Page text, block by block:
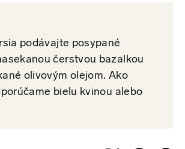
podávajte posypané
čerstvou bazalkou
olivovým olejom. Ako
bielu kvinou alebo